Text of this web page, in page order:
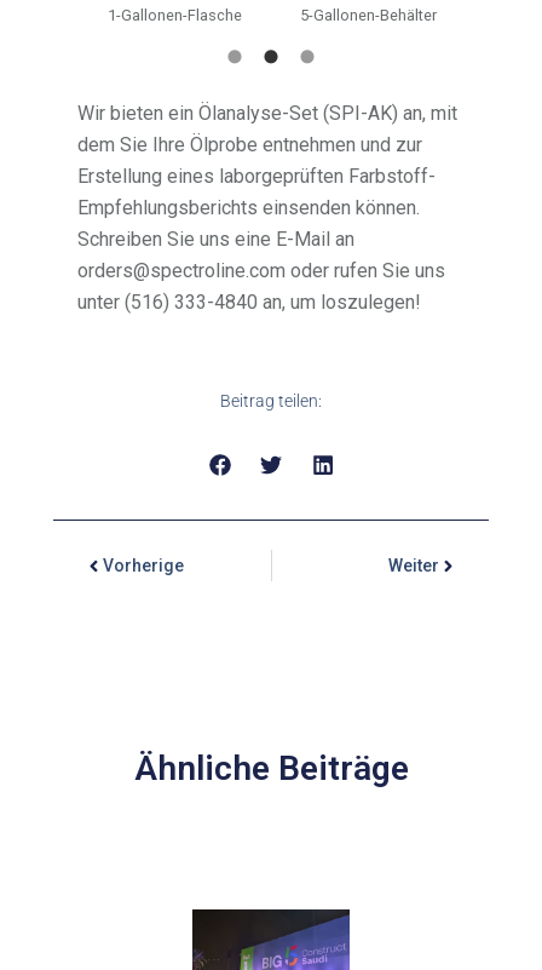
1-Gallonen-Flasche 5-Gallonen-Behälter
Wir bieten ein Ölanalyse-Set (SPI-AK) an, mit
dem Sie Ihre Ölprobe entnehmen und zur
Erstellung eines laborgeprüften Farbstoff-
Empfehlungsberichts einsenden können.
Schreiben Sie uns eine E-Mail an
orders@spectroline.com oder rufen Sie uns
unter (516) 333-4840 an, um loszulegen!
Beitrag teilen:
Vorherige Weiter
Ähnliche Beiträge